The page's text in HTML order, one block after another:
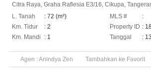
Citra Raya, Graha Raflesia E3/16, Cikupa,
L. Tanah
: 72 (m²)
Km. Tidur
: 2
Km. Mandi
: 1
MLS #
:
Property ID :
Tanggal
:
Agen :Anindya Zen Tambahkan ke Favorit